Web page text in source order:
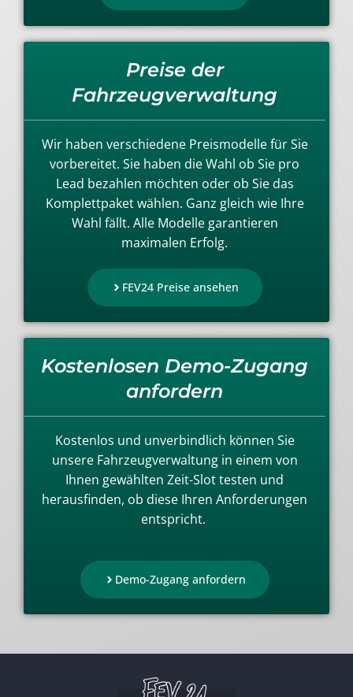
Preise der
Fahrzeugverwaltung
Wir haben verschiedene Preismodelle für Sie
vorbereitet. Sie haben die Wahl ob Sie pro
Lead bezahlen möchten oder ob Sie das
Komplettpaket wählen. Ganz gleich wie Ihre
Wahl fällt. Alle Modelle garantieren
maximalen Erfolg.
FEV24 Preise ansehen
Kostenlosen Demo-Zugang
anfordern
Kostenlos und unverbindlich können Sie
unsere Fahrzeugverwaltung in einem von
Ihnen gewählten Zeit-Slot testen und
herausfinden, ob diese Ihren Anforderungen
entspricht.
Demo-Zugang anfordern